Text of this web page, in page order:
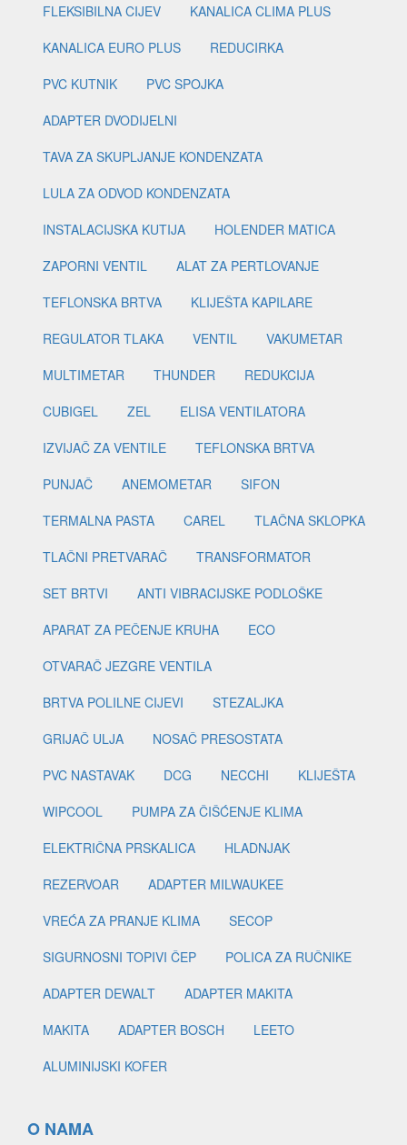
FLEKSIBILNA CIJEV
KANALICA CLIMA PLUS
KANALICA EURO PLUS
REDUCIRKA
PVC KUTNIK
PVC SPOJKA
ADAPTER DVODIJELNI
TAVA ZA SKUPLJANJE KONDENZATA
LULA ZA ODVOD KONDENZATA
INSTALACIJSKA KUTIJA
HOLENDER MATICA
ZAPORNI VENTIL
ALAT ZA PERTLOVANJE
TEFLONSKA BRTVA
KLIJEŠTA KAPILARE
REGULATOR TLAKA
VENTIL
VAKUMETAR
MULTIMETAR
THUNDER
REDUKCIJA
CUBIGEL
ZEL
ELISA VENTILATORA
IZVIJAČ ZA VENTILE
TEFLONSKA BRTVA
PUNJAČ
ANEMOMETAR
SIFON
TERMALNA PASTA
CAREL
TLAČNA SKLOPKA
TLAČNI PRETVARAČ
TRANSFORMATOR
SET BRTVI
ANTI VIBRACIJSKE PODLOŠKE
APARAT ZA PEČENJE KRUHA
ECO
OTVARAČ JEZGRE VENTILA
BRTVA POLILNE CIJEVI
STEZALJKA
GRIJAČ ULJA
NOSAČ PRESOSTATA
PVC NASTAVAK
DCG NECCHI
KLIJEŠTA
WIPCOOL
PUMPA ZA ČIŠĆENJE KLIMA
ELEKTRIČNA PRSKALICA
HLADNJAK
REZERVOAR
ADAPTER MILWAUKEE
VREĆA ZA PRANJE KLIMA
SECOP
SIGURNOSNI TOPIVI ČEP
POLICA ZA RUČNIKE
ADAPTER DEWALT
ADAPTER MAKITA
MAKITA
ADAPTER BOSCH
LEETO
ALUMINIJSKI KOFER
O NAMA